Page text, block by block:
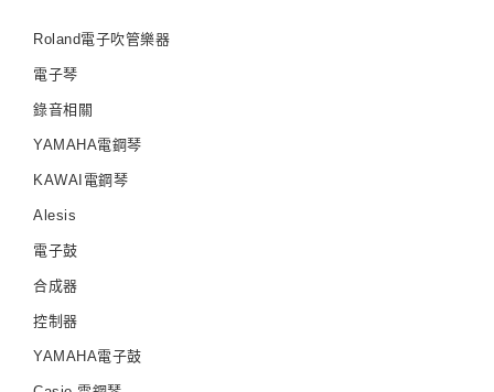
Roland電子吹管樂器
電子琴
錄音相關
YAMAHA電鋼琴
KAWAI電鋼琴
Alesis
電子鼓
合成器
控制器
YAMAHA電子鼓